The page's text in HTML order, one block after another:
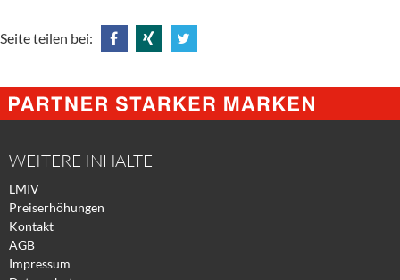
Seite teilen bei:
@
Facebook
@
Xing
@
Twitter
WEITERE INHALTE
LMIV
Preiserhöhungen
Kontakt
AGB
Impressum